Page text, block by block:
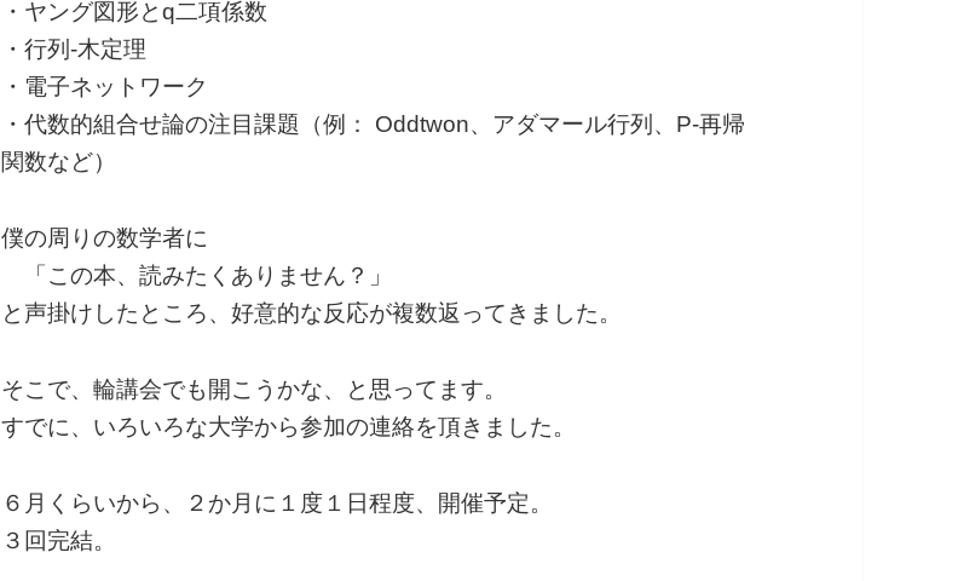
・ヤング図形とq二項係数
・行列-木定理
・電子ネットワーク
・代数的組合せ論の注目課題（例： Oddtwon、アダマール行列、P-再帰
関数など）
僕の周りの数学者に
「この本、読みたくありません？」
と声掛けしたところ、好意的な反応が複数返ってきました。
そこで、輪講会でも開こうかな、と思ってます。
すでに、いろいろな大学から参加の連絡を頂きました。
６月くらいから、２か月に１度１日程度、開催予定。
３回完結。